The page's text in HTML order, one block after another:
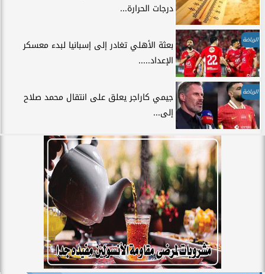
درجات الحرارة...
الرياضة
بعثة الأهلي تغادر إلى إسبانيا لبدء معسكر
الإعداد.....
الرياضة
جيمي كاراجر يعلق على انتقال محمد صلاح
إلى...